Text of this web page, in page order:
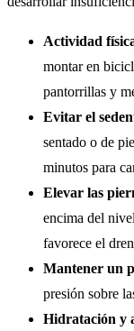
Actividad
montar en
pantorrillas y
Evitar el
sentado o de
minutos para
Elevar las
encima del
favorece el
Mantener un
presión sobre
Hidratación y